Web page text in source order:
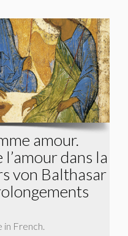
amour.
dans la
von Balthasar
French.